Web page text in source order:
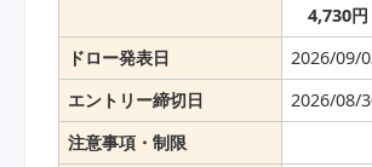
4,730円
ドロー発表日
2026/09/
エントリー締切日
2026/08/
注意事項・制限